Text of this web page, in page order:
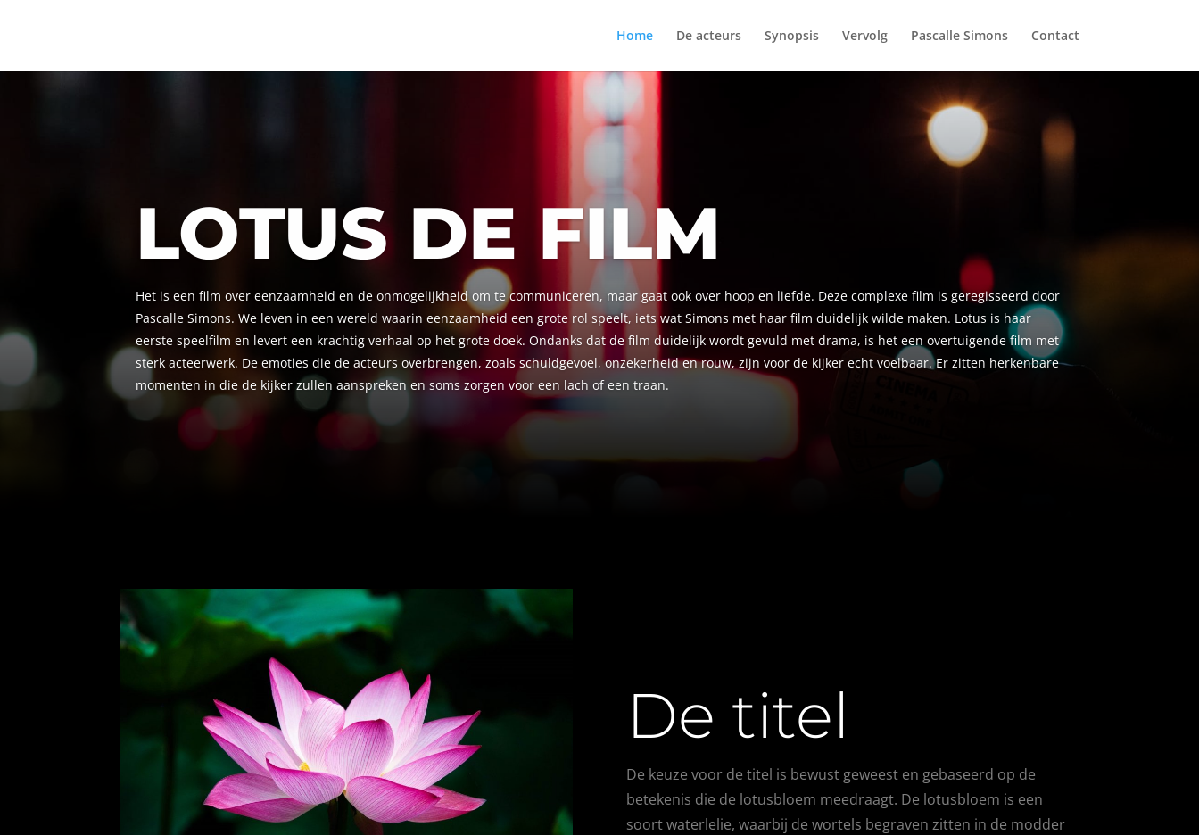
Home De acteurs Synopsis Vervolg Pascalle Simons Contact
LOTUS DE FILM
Het is een film over eenzaamheid en de onmogelijkheid om te communiceren, maar gaat ook over hoop en liefde. Deze complexe film is geregisseerd door
Pascalle Simons. We leven in een wereld waarin eenzaamheid een grote rol speelt, iets wat Simons met haar film duidelijk wilde maken. Lotus is haar
eerste speelfilm en levert een krachtig verhaal op het grote doek. Ondanks dat de film duidelijk wordt gevuld met drama, is het een overtuigende film met
sterk acteerwerk. De emoties die de acteurs overbrengen, zoals schuldgevoel, onzekerheid en rouw, zijn voor de kijker echt voelbaar. Er zitten herkenbare
momenten in die de kijker zullen aanspreken en soms zorgen voor een lach of een traan.
De titel
De keuze voor de titel is bewust geweest en gebaseerd op de
betekenis die de lotusbloem meedraagt. De lotusbloem is een
soort waterlelie, waarbij de wortels begraven zitten in de modder